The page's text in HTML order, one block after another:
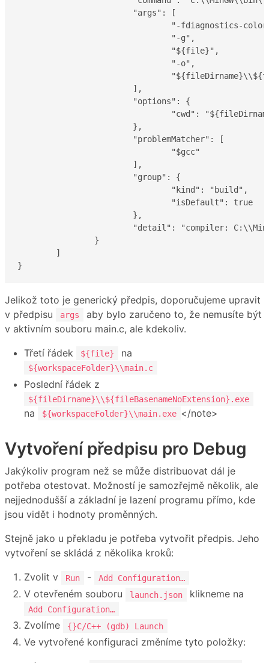
}
Jelikož toto je generický předpis, doporučujeme upravit
v předpisu
args
aby bylo zaručeno to, že nemusíte být
v aktivním souboru main.c, ale kdekoliv.
Třetí řádek
${file} na
${workspaceFolder}\\main.c
Poslední řádek z
${fileDirname}\\${fileBasenameNoExtension}.exe
na ${workspaceFolder}\\main.exe </note>
Vytvoření předpisu pro Debug
Jakýkoliv program než se může distribuovat dál je
potřeba otestovat. Možností je samozřejmě několik, ale
nejjednodušší a základní je lazení programu přímo, kde
jsou vidět i hodnoty proměnných.
Stejně jako u překladu je potřeba vytvořit předpis. Jeho
vytvoření se skládá z několika kroků:
Zvolit v
Run - Add Configuration…
V otevřeném souboru launch.json klikneme na
Add Configuration…
Zvolíme {}C/C++ (gdb) Launch
Ve vytvořené konfiguraci změníme tyto položky: